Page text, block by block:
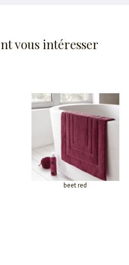
vous intéresser
beet red